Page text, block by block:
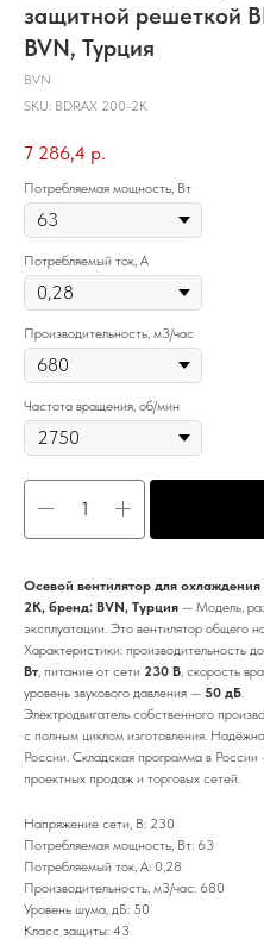
защитной решеткой
BVN, Турция
BVN
SKU: BDRAX 200-2K
7 286,4 р.
Потребляемая мощность, Вт
Потребляемый ток, А
Производительность, м3/час
Частота вращения, об/мин
Осевой вентилятор для
2K, бренд: BVN, Турция — Модель,
эксплуатации. Это вентилятор общего
Характеристики: производительность до
Вт, питание от сети 230 В, скорость
уровень звукового давления — 50 дБ.
Электродвигатель собственного
с полным циклом изготовления.
России. Складская программа в
проектных продаж и торговых сетей.
Напряжение сети, В: 230
Потребляемая мощность, Вт: 63
Потребляемый ток, А: 0,28
Производительность, м3/час: 680
Уровень шума, дБ: 50
Класс защиты: 43